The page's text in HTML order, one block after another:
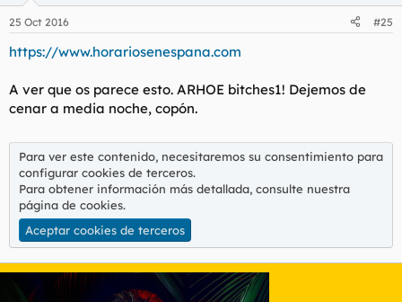
25 Oct 2016 #25
https://www.horariosenespana.com
A ver que os parece esto. ARHOE bitches1! Dejemos de
cenar a media noche, copón.
Para ver este contenido, necesitaremos su consentimiento para
configurar cookies de terceros.
Para obtener información más detallada, consulte nuestra
página de cookies.
Aceptar cookies de terceros